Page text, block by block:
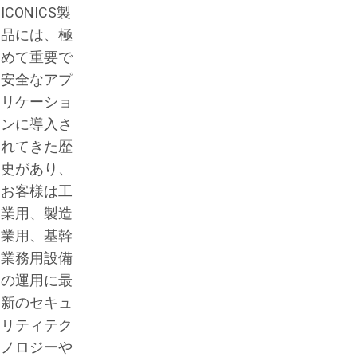
ICONICS製
品には、極
めて重要で
安全なアプ
リケーショ
ンに導入さ
れてきた歴
史があり、
お客様は工
業用、製造
業用、基幹
業務用設備
の運用に最
新のセキュ
リティテク
ノロジーや